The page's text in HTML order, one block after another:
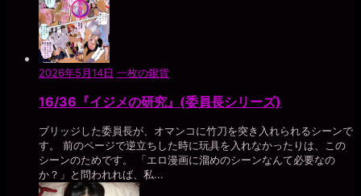
2026年5月14日 一枚の銀貨
16/36『イジメの研究』(委員長シリーズ)
ブリッジした委員長が、オマンコに竹刀を突き入れられるシーンで
す。 前のページで逆立ちした時に玩具を入れなかったりは、この
シーンのためです。 「エロ漫画に溜めのシーンなんて必要なの
か？」と問われれば、私...